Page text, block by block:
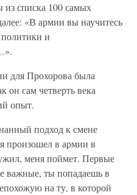
списка 100 самых
«В армии вы научитесь
и
для Прохорова была
он сам четверть века
опыт.
подход к смене
произошел в армии в
меня поймет. Первые
ты попадаешь в
на ту, в которой